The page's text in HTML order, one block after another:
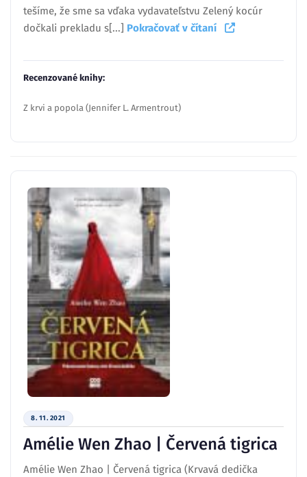
tešíme, že sme sa vďaka vydavateľstvu Zelený kocúr
dočkali prekladu s[...] Pokračovať v čítaní
Recenzované knihy:
Z krvi a popola (Jennifer L. Armentrout)
8. 11. 2021
Amélie Wen Zhao | Červená tigrica
Amélie Wen Zhao | Červená tigrica (Krvavá dedička